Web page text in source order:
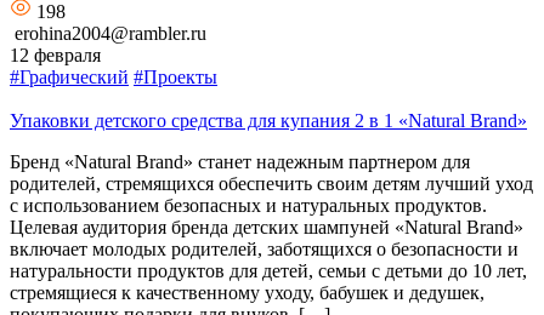
198
erohina2004@rambler.ru
12 февраля
#Графический #Проекты
Упаковки детского средства для купания 2 в 1 «Natural Brand»
Бренд «Natural Brand» станет надежным партнером для
родителей, стремящихся обеспечить своим детям лучший уход
с использованием безопасных и натуральных продуктов.
Целевая аудитория бренда детских шампуней «Natural Brand»
включает молодых родителей, заботящихся о безопасности и
натуральности продуктов для детей, семьи с детьми до 10 лет,
стремящиеся к качественному уходу, бабушек и дедушек,